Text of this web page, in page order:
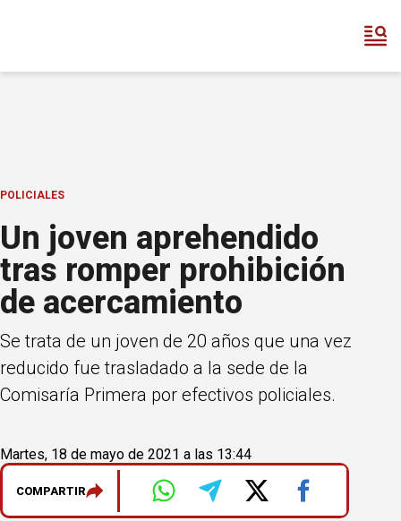
POLICIALES
Un joven aprehendido
tras romper prohibición
de acercamiento
Se trata de un joven de 20 años que una vez
reducido fue trasladado a la sede de la
Comisaría Primera por efectivos policiales.
Martes, 18 de mayo de 2021 a las 13:44
COMPARTIR